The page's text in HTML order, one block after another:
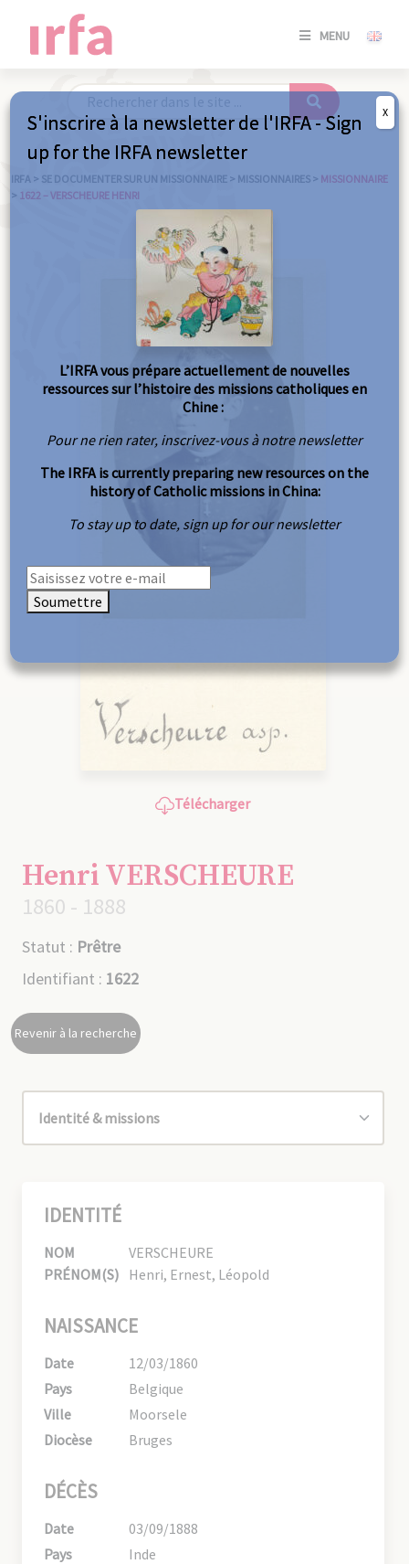
MENU
SE
/
IRFA > SE DOCUMENTER SUR UN MISSIONNAIRE > MISSIONNAIRES > MISSIONNAIRE
> 1622 – VERSCHEURE HENRI
Télécharger
Henri VERSCHEURE
1860 - 1888
Statut : Prêtre
Identifiant : 1622
Revenir à la recherche
IDENTITÉ
NOM
VERSCHEURE
PRÉNOM(S) Henri, Ernest, Léopold
NAISSANCE
Date
12/03/1860
Pays
Belgique
Ville
Moorsele
Diocèse
Bruges
DÉCÈS
Date
03/09/1888
Pays
Inde
S'inscrire à la newsletter de l'IRFA - Sign
up for the IRFA newsletter
L’IRFA vous prépare actuellement de nouvelles
ressources sur l’histoire des missions catholiques en
Chine :
Pour ne rien rater, inscrivez-vous à notre newsletter
The IRFA is currently preparing new resources on the
history of Catholic missions in China:
To stay up to date, sign up for our newsletter
Soumettre
X